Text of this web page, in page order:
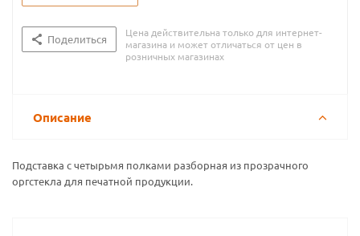
Поделиться
Цена действительна только для интернет-
магазина и может отличаться от цен в
розничных магазинах
Описание
Подставка с четырьмя полками разборная из прозрачного
оргстекла для печатной продукции.